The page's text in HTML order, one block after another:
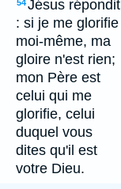
54Jésus répondit
: si je me glorifie
moi-même, ma
gloire n'est rien;
mon Père est
celui qui me
glorifie, celui
duquel vous
dites qu'il est
votre Dieu.